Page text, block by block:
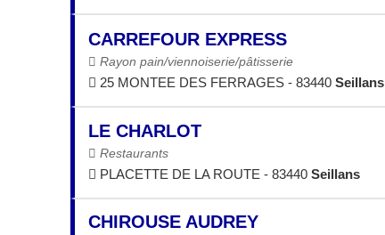
CARREFOUR EXPRESS
Rayon pain/viennoiserie/pâtisserie
25 MONTEE DES FERRAGES - 83440 Seillans
LE CHARLOT
Restaurants
PLACETTE DE LA ROUTE - 83440 Seillans
CHIROUSE AUDREY